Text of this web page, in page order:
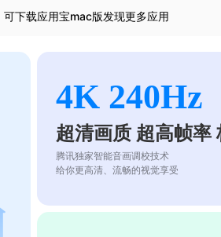
下载应用宝mac版发现更多应用
4K 240Hz
超清画质 超高帧率
腾讯独家智能音画调校技术
给你更高清、流畅的视觉享受